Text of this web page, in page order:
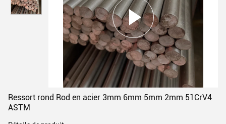
Ressort rond Rod en acier 3mm 6mm 5mm 2mm 51CrV4
ASTM